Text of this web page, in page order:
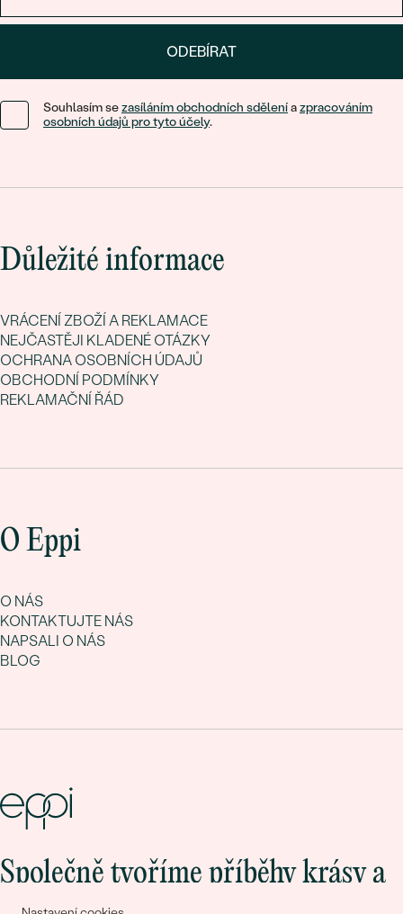
ODEBÍRAT
Souhlasím sezasíláním obchodních sděleníazpracováním
osobních údajů pro tyto účely.
Důležité informace
VRÁCENÍ ZBOŽÍ A REKLAMACE
NEJČASTĚJI KLADENÉ OTÁZKY
OCHRANA OSOBNÍCH ÚDAJŮ
OBCHODNÍ PODMÍNKY
REKLAMAČNÍ ŘÁD
O Eppi
O NÁS
KONTAKTUJTE NÁS
NAPSALI O NÁS
BLOG
Společně tvoříme příběhy krásy a
lásky